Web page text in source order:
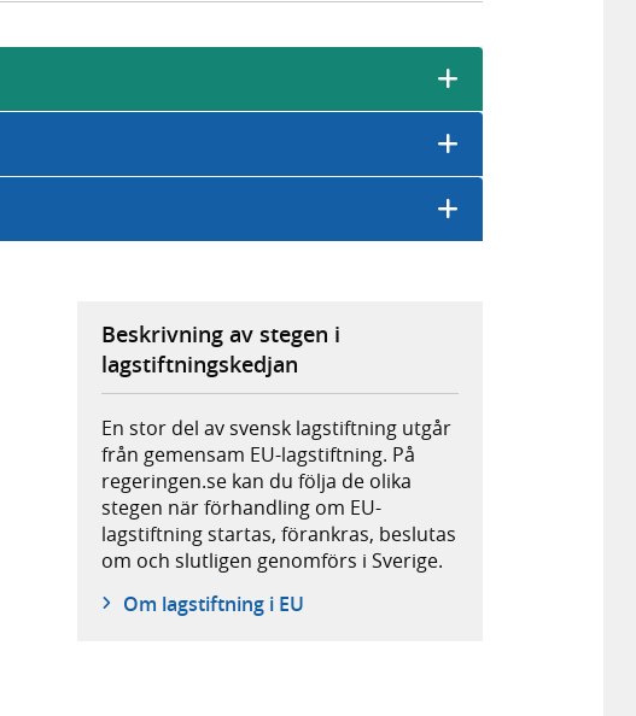
Beskrivning av stegen i
lagstiftningskedjan
En stor del av svensk lagstiftning utgår
från gemensam EU-lagstiftning. På
regeringen.se kan du följa de olika
stegen när förhandling om EU-
lagstiftning startas, förankras, beslutas
om och slutligen genomförs i Sverige.
Om lagstiftning i EU